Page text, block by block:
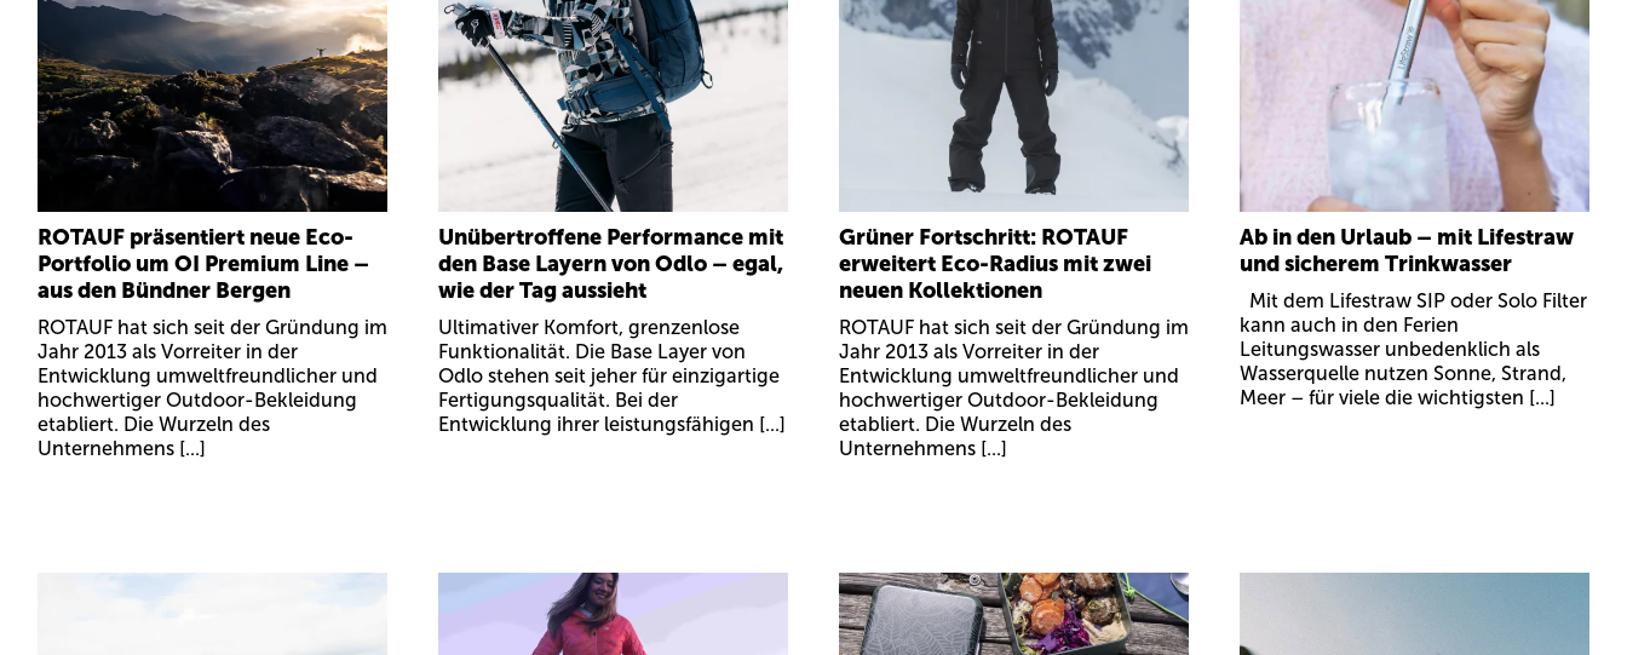
ROTAUF präsentiert neue Eco-
Portfolio um OI Premium Line –
aus den Bündner Bergen
ROTAUF hat sich seit der Gründung im
Jahr 2013 als Vorreiter in der
Entwicklung umweltfreundlicher und
hochwertiger Outdoor-Bekleidung
etabliert. Die Wurzeln des
Unternehmens [...]
Unübertroffene Performance mit
den Base Layern von Odlo – egal,
wie der Tag aussieht
Ultimativer Komfort, grenzenlose
Funktionalität. Die Base Layer von
Odlo stehen seit jeher für einzigartige
Fertigungsqualität. Bei der
Entwicklung ihrer leistungsfähigen [...]
Grüner Fortschritt: ROTAUF
erweitert Eco-Radius mit zwei
neuen Kollektionen
ROTAUF hat sich seit der Gründung im
Jahr 2013 als Vorreiter in der
Entwicklung umweltfreundlicher und
hochwertiger Outdoor-Bekleidung
etabliert. Die Wurzeln des
Unternehmens [...]
Ab in den Urlaub – mit Lifestraw
und sicherem Trinkwasser
Mit dem Lifestraw SIP oder Solo Filter
kann auch in den Ferien
Leitungswasser unbedenklich als
Wasserquelle nutzen Sonne, Strand,
Meer – für viele die wichtigsten [...]